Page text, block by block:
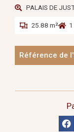
PALAIS DE
25.88 m²
Référence de